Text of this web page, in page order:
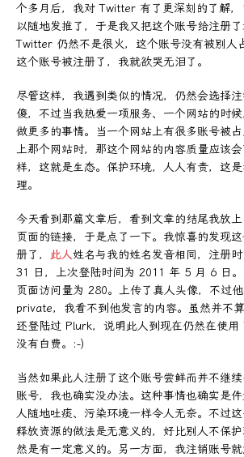
个多月后，我对 Twitter 有了更深刻的了解
以随地发推了，于是我又把这个账号给注册
Twitter 仍然不是很火，这个账号没有被别人
这个账号被注册了，我就欲哭无泪了。
尽管这样，我遇到类似的情况，仍然会选择
傻，不过当我热爱一项服务、一个网站的时
做更多的事情。当一个网站上有很多账号被
上那个网站时，那这个网站的内容质量应该
样，这就是生态。保护环境，人人有责，这
理。
今天看到那篇文章后，看到文章的结尾我放
页面的链接，于是点了一下。我惊喜的发现
册了， 此人姓名与我的姓名发音相同，注册
31 日，上次登陆时间为 2011 年 5 月 6 日。
页面访问量为 280。上传了真人头像，不过
private，我看不到他发言的内容。虽然并不
还登陆过 Plurk，说明此人到现在仍然在使用
没有白费。:-)
当然如果此人注册了这个账号尝鲜而并不继
账号，我也确实没办法。这种事情也确实是
人随地吐痰、污染环境一样令人无奈。不过
释放资源的做法是无意义的，好比别人不保
然是有一定意义的。另一方面，我注销账号